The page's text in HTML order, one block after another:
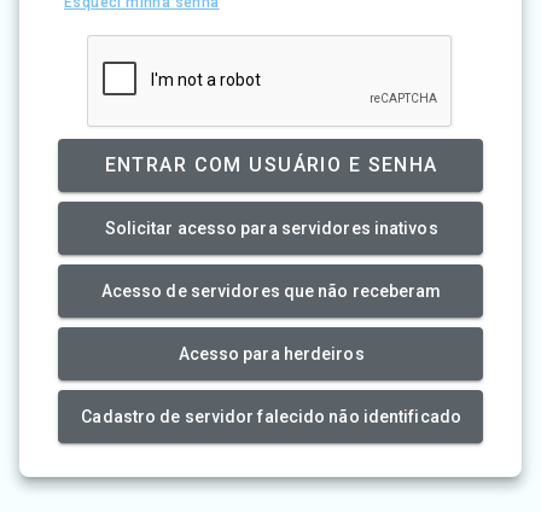
ENTRAR COM USUÁRIO E SENHA
Solicitar acesso para servidores inativos
Acesso de servidores que não receberam
Acesso para herdeiros
Cadastro de servidor falecido não identificado